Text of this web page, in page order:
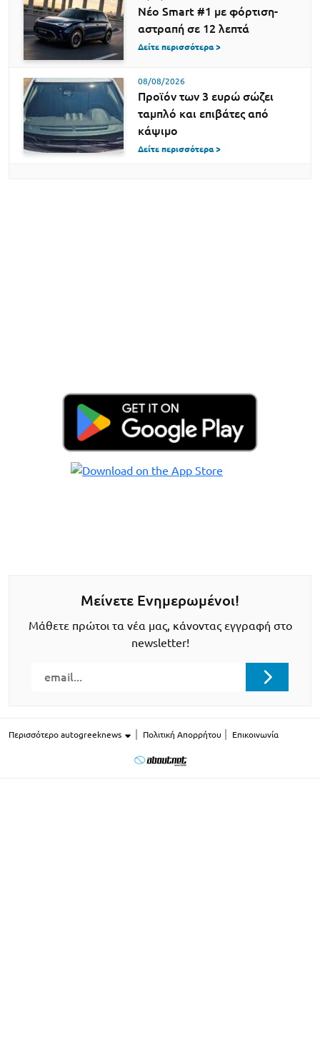
Νέο Smart #1 με φόρτιση-
αστραπή σε 12 λεπτά
Δείτε περισσότερα >
08/08/2026
Προϊόν των 3 ευρώ σώζει
ταμπλό και επιβάτες από
κάψιμο
Δείτε περισσότερα >
Μείνετε Ενημερωμένοι!
Μάθετε πρώτοι τα νέα μας, κάνοντας εγγραφή στο
newsletter!
Περισσότερο autogreeknews Πολιτική Απορρήτου Επικοινωνία